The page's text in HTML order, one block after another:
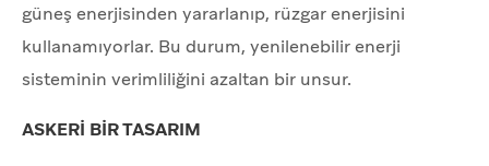
güneş enerjisinden yararlanıp, rüzgar enerjisini
kullanamıyorlar. Bu durum, yenilenebilir enerji
sisteminin verimliliğini azaltan bir unsur.
ASKERİ BİR TASARIM